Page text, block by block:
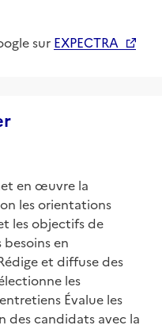
sur EXPECTRA
en œuvre la
les orientations
les objectifs de
en
et diffuse des
les
Évalue les
des candidats avec la